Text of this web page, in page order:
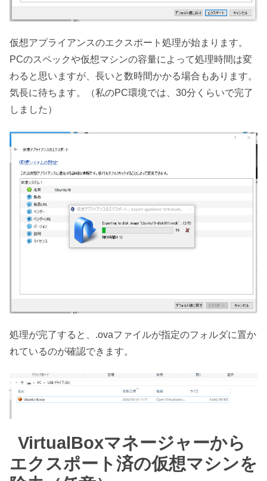
仮想アプライアンスのエクスポート処理が始まります。
PCのスペックや仮想マシンの容量によって処理時間は変
わると思いますが、長いと数時間かかる場合もあります。
気長に待ちます。（私のPC環境では、30分くらいで完了
しました）
処理が完了すると、.ovaファイルが指定のフォルダに置か
れているのが確認できます。
VirtualBoxマネージャーから
エクスポート済の仮想マシンを